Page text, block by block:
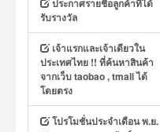
ประกาศรายชื่อลูกค้าที่ได้
รับรางวัล
เจ้าแรกและเจ้าเดียวใน
ประเทศไทย !! ที่ค้นหาสินค้า
จากเว็บ taobao , tmall ได้
โดยตรง
โปรโมชั่นประจำเดือน พ.ย.